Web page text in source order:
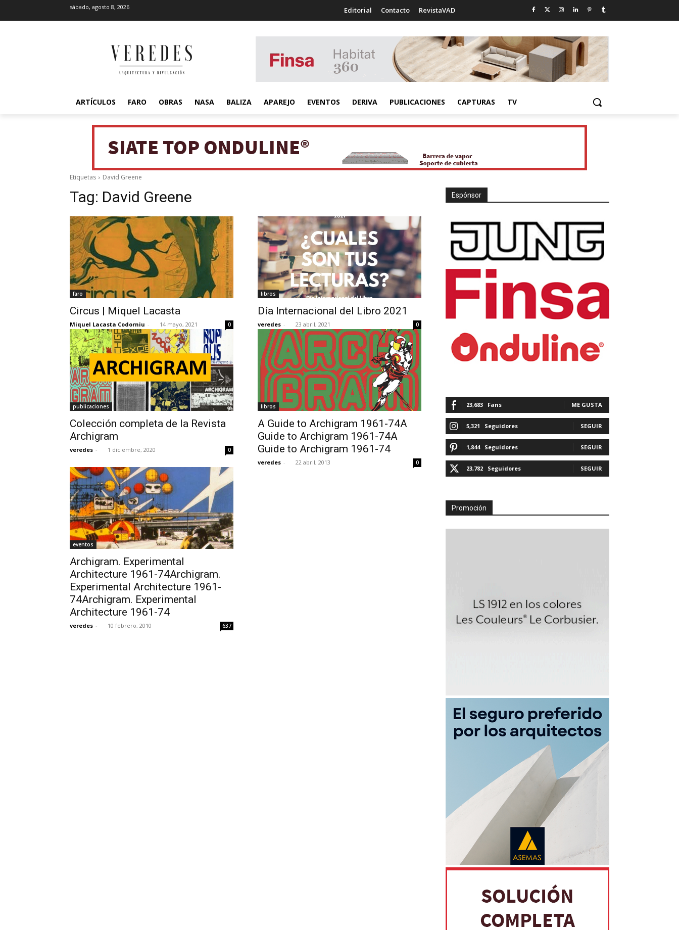
sábado, agosto 8, 2026 Editorial Contacto RevistaVAD
ARTÍCULOS FARO OBRAS NASA BALIZA APAREJO EVENTOS DERIVA PUBLICACIONES CAPTURAS TV
Etiquetas David Greene
Tag: David Greene
faro
Circus | Miquel Lacasta
Miquel Lacasta Codorniu - 14 mayo, 2021 0
libros
Día Internacional del Libro 2021
veredes - 23 abril, 2021 0
publicaciones
Colección completa de la Revista
Archigram
veredes - 1 diciembre, 2020 0
libros
A Guide to Archigram 1961-74A
Guide to Archigram 1961-74A
Guide to Archigram 1961-74
veredes - 22 abril, 2013 0
eventos
Archigram. Experimental
Architecture 1961-74Archigram.
Experimental Architecture 1961-
74Archigram. Experimental
Architecture 1961-74
veredes - 10 febrero, 2010 637
Espónsor
23,683 Fans ME GUSTA
5,321 Seguidores SEGUIR
1,844 Seguidores SEGUIR
23,782 Seguidores SEGUIR
Promoción